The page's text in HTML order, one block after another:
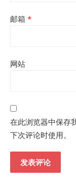
邮箱 *
网站
在此浏览器中保存
下次评论时使用。